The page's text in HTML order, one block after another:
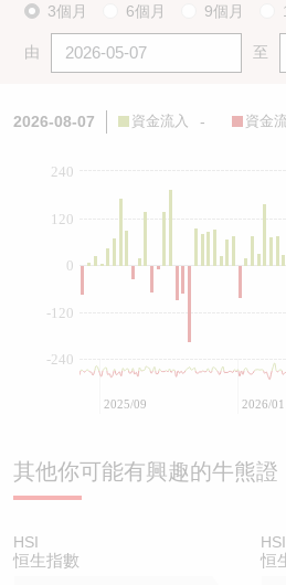
3個月 6個月 9個月
由 至
2026-08-07 資金流入 - 資金
0
-240
-120
120
240
2025/09 2026/01
其他你可能有興趣的牛熊證
HSI
恒生指數
HSI
恒